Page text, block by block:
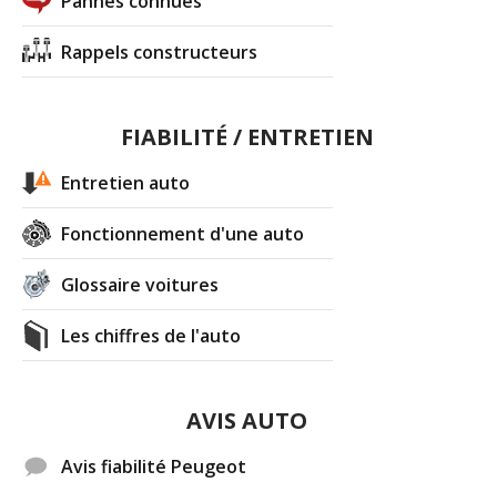
Rappels constructeurs
FIABILITÉ / ENTRETIEN
Entretien auto
Fonctionnement d'une auto
Glossaire voitures
Les chiffres de l'auto
AVIS AUTO
Avis fiabilité Peugeot